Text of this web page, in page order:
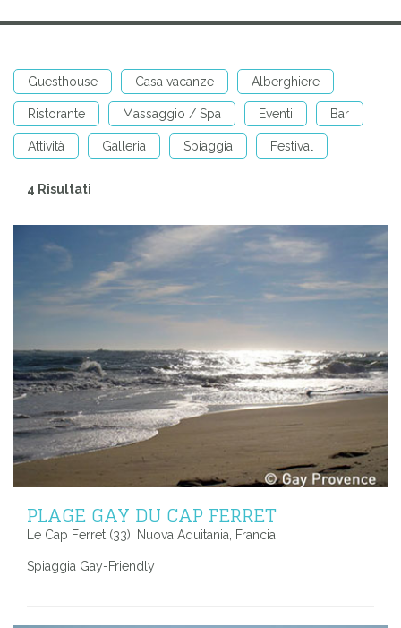
Guesthouse Casa vacanze Alberghiere
Ristorante Massaggio / Spa Eventi Bar
Attività Galleria Spiaggia Festival
4 Risultati
PLAGE GAY DU CAP FERRET
Le Cap Ferret (33), Nuova Aquitania, Francia
Spiaggia Gay-Friendly